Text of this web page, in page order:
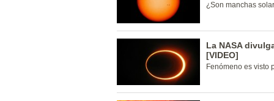
¿Son manchas
La NASA
[VIDEO]
Fenómeno es visto